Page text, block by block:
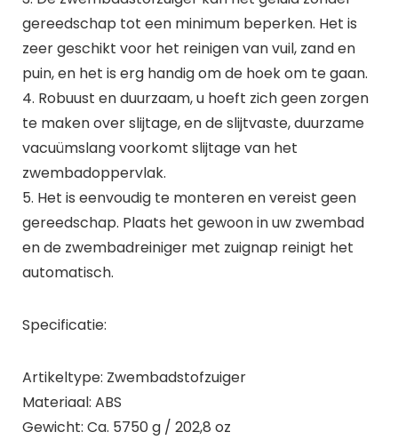
gereedschap tot een minimum beperken. Het is
zeer geschikt voor het reinigen van vuil, zand en
puin, en het is erg handig om de hoek om te gaan.
4. Robuust en duurzaam, u hoeft zich geen zorgen
te maken over slijtage, en de slijtvaste, duurzame
vacuümslang voorkomt slijtage van het
zwembadoppervlak.
5. Het is eenvoudig te monteren en vereist geen
gereedschap. Plaats het gewoon in uw zwembad
en de zwembadreiniger met zuignap reinigt het
automatisch.
Specificatie:
Artikeltype: Zwembadstofzuiger
Materiaal: ABS
Gewicht: Ca. 5750 g / 202,8 oz